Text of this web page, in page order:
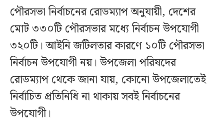
পৌরসভা নির্বাচনের রোডম্যাপ অনুযায়ী, দেশের
মোট ৩৩০টি পৌরসভার মধ্যে নির্বাচন উপযোগী
৩২০টি। আইনি জটিলতার কারণে ১০টি পৌরসভা
নির্বাচন উপযোগী নয়। উপজেলা পরিষদের
রোডম্যাপ থেকে জানা যায়, কোনো উপজেলাতেই
নির্বাচিত প্রতিনিধি না থাকায় সবই নির্বাচনের
উপযোগী।